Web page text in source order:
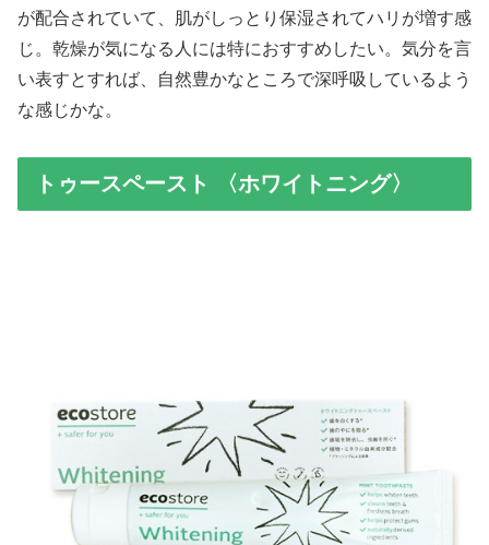
が配合されていて、肌がしっとり保湿されてハリが増す感
じ。乾燥が気になる人には特におすすめしたい。気分を言
い表すとすれば、自然豊かなところで深呼吸しているよう
な感じかな。
トゥースペースト 〈ホワイトニング〉